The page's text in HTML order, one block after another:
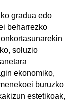
gradua edo
beharrezko
soluzio
ekonomiko,
buruzko
estetikoak,